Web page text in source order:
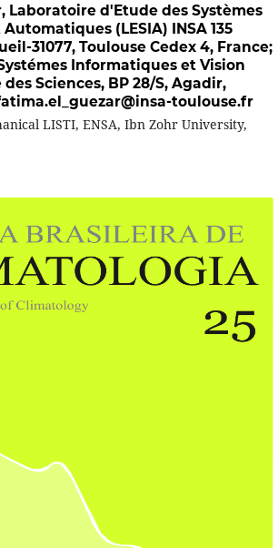
Laboratoire d'Etude des Systèmes
(LESIA) INSA 135
31077, Toulouse Cedex 4, France;
Informatiques et Vision
Sciences, BP 28/S, Agadir,
toulouse.fr
LISTI, ENSA, Ibn Zohr University,